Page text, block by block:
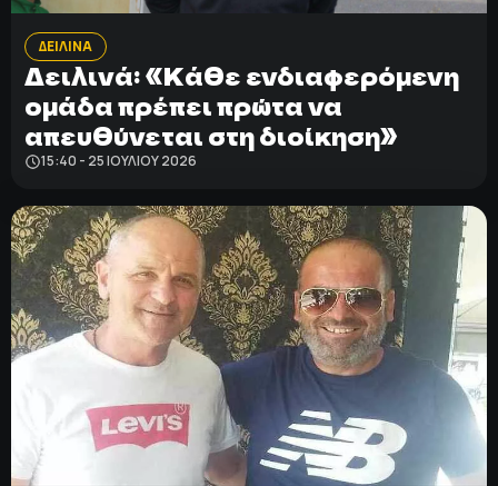
ΠΟΛΙΤΙΚΗ ΑΠΟΡΡΗΤΟΥ
© 2022-2025 PRIMESPORT.GR
ΔΕΙΛΙΝΑ
Δειλινά: «Κάθε ενδιαφερόμενη
ομάδα πρέπει πρώτα να
απευθύνεται στη διοίκηση»
15:40 - 25 ΙΟΥΛΊΟΥ 2026